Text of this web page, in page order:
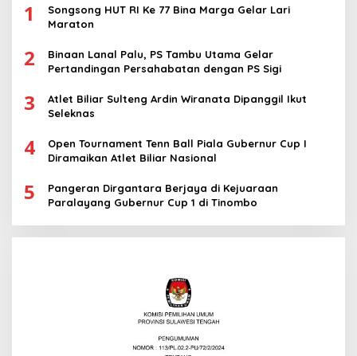
1
Songsong HUT RI Ke 77 Bina Marga Gelar Lari
Maraton
2
Binaan Lanal Palu, PS Tambu Utama Gelar
Pertandingan Persahabatan dengan PS Sigi
3
Atlet Biliar Sulteng Ardin Wiranata Dipanggil Ikut
Seleknas
4
Open Tournament Tenn Ball Piala Gubernur Cup I
Diramaikan Atlet Biliar Nasional
5
Pangeran Dirgantara Berjaya di Kejuaraan
Paralayang Gubernur Cup 1 di Tinombo